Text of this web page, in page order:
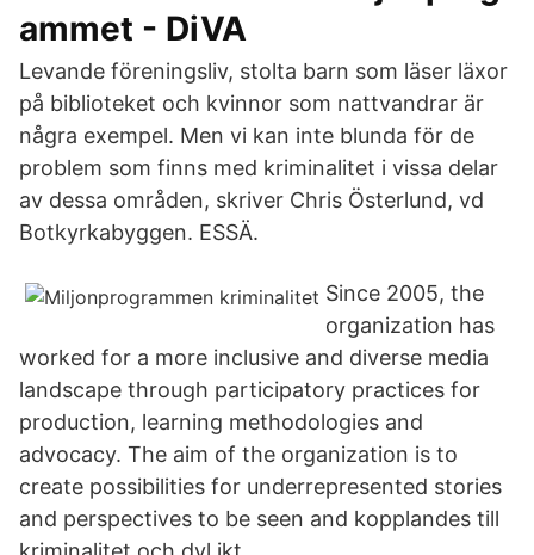
ammet - DiVA
Levande föreningsliv, stolta barn som läser läxor
på biblioteket och kvinnor som nattvandrar är
några exempel. Men vi kan inte blunda för de
problem som finns med kriminalitet i vissa delar
av dessa områden, skriver Chris Österlund, vd
Botkyrkabyggen. ESSÄ.
Since 2005, the
organization has
worked for a more inclusive and diverse media
landscape through participatory practices for
production, learning methodologies and
advocacy. The aim of the organization is to
create possibilities for underrepresented stories
and perspectives to be seen and kopplandes till